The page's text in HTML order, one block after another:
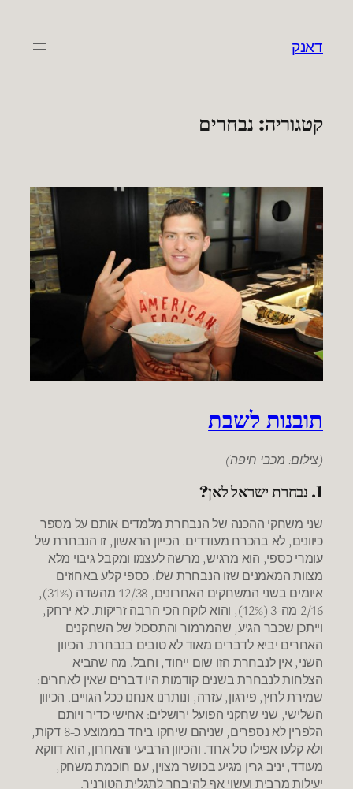
דאנק
קטגוריה: נבחרים
תובנות לשבת
(צילום: מכבי חיפה)
1. נבחרת ישראל לאן?
שני משחקי ההכנה של הנבחרת מלמדים אותם על מספר
כיוונים, לא בהכרח מעודדים. הכייון הראשון, זו הנבחרת של
עומרי כספי, הוא מרגיש, מרשה לעצמו ומקבל גיבוי מלא
מצוות המאמנים שזו הנבחרת שלו. כספי קלע באחוזים
איומים בשני המשחקים האחרונים, 12/38 מהשדה (31%),
2/16 מה-3 (12%), והוא לוקח הכי הרבה זריקות. לא ירחק,
וייתכן שכבר הגיע, שהמרמור והתסכול של השחקנים
האחרים יביא לדברים מאוד לא טובים בנבחרת. הכיוון
השני, אין לנבחרת הזו שום ייחוד, וחבל. מה שהביא
הצלחות לנבחרת בשנים קודמות היו דברים שאין לאחרים:
שמירת לחץ, פירגון, עזרה, ונותרנו אנחנו ככל הגויים. הכיוון
השלישי, שני שחקני הפועל ירושלים: אחישי כדיר ויותם
הלפרין לא נספרים, שניהם שיחקו ביחד בממוצע כ-8 דקות,
ולא קלעו אפילו סל אחד. והכיוון הרביעי והאחרון, הוא דווקא
מעודד, יניב גרין מגיע בכושר מצוין, עם חוכמת משחק,
יעילות מרבית ועשוי אף להיבחר לתגלית הטורניר.